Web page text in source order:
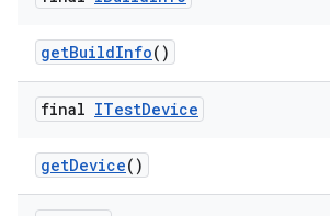
getBuildInfo()
final ITestDevice
getDevice()